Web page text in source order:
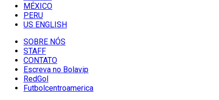
MÉXICO
PERU
US ENGLISH
SOBRE NÓS
STAFF
CONTATO
Escreva no Bolavip
RedGol
Futbolcentroamerica